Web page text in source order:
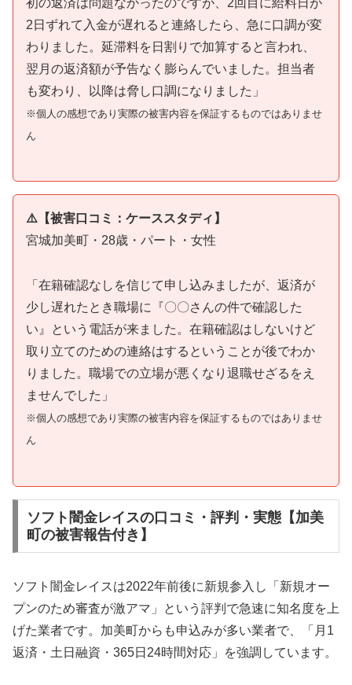
2日ずれて入金が遅れると連絡したら、急に口調が変
わりました。延滞料を日割りで加算すると言われ、
翌月の返済額が予告なく膨らんでいました。担当者
も変わり、以降は脅し口調になりました」
※個人の感想であり実際の被害内容を保証するものではありませ
ん
⚠️【被害口コミ：ケーススタディ】
宮城加美町・28歳・パート・女性
「在籍確認なしを信じて申し込みましたが、返済が
少し遅れたとき職場に『〇〇さんの件で確認した
い』という電話が来ました。在籍確認はしないけど
取り立てのための連絡はするということが後でわか
りました。職場での立場が悪くなり退職せざるをえ
ませんでした」
※個人の感想であり実際の被害内容を保証するものではありませ
ん
ソフト闇金レイスの口コミ・評判・実態【加美
町の被害報告付き】
ソフト闇金レイスは2022年前後に新規参入し「新規オー
プンのため審査が激アマ」という評判で急速に知名度を上
げた業者です。加美町からも申込みが多い業者で、「月1
返済・土日融資・365日24時間対応」を強調しています。